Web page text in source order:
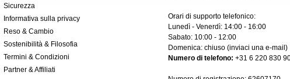
Sicurezza
Informativa sulla privacy
Reso & Cambio
Sostenibilità & Filosofia
Termini & Condizioni
Partner & Affiliati
Orari di supporto telefonico:
Lunedì - Venerdì: 14:00 - 16:00
Sabato: 10:00 - 12:00
Domenica: chiuso (inviaci una e-mail )
Numero di telefono: +31 6 220 830